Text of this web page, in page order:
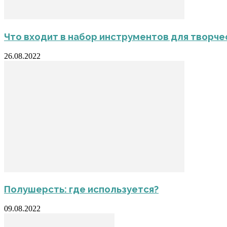
Что входит в набор инструментов для
26.08.2022
Полушерсть: где используется?
09.08.2022